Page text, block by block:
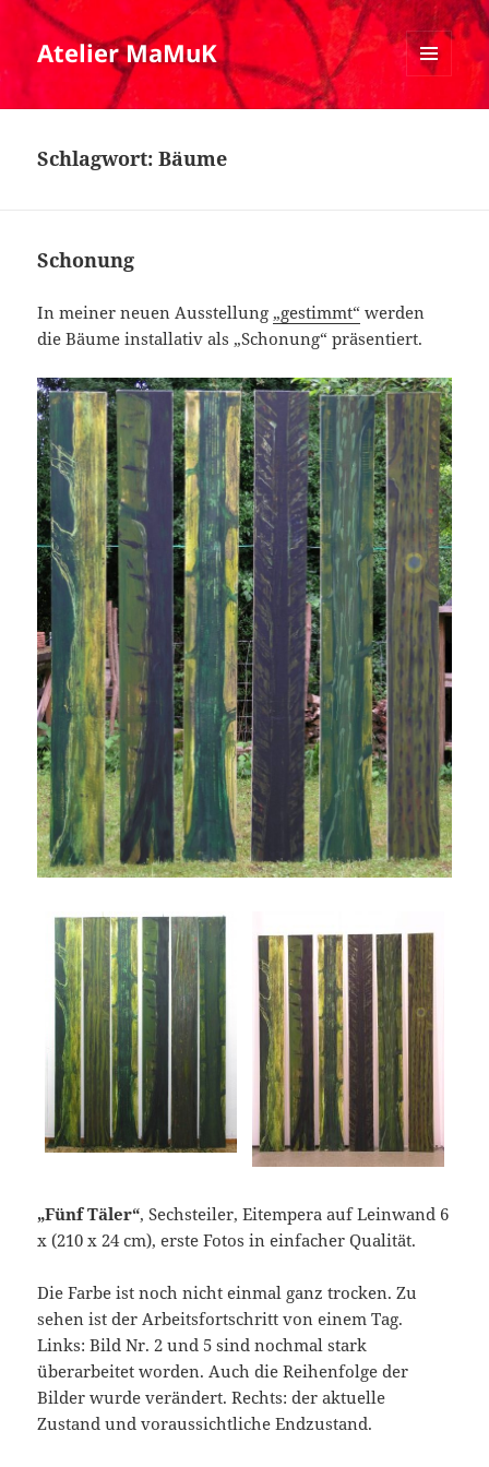
Atelier MaMuK
Schlagwort:Bäume
Schonung
In meiner neuen Ausstellung „gestimmt“ werden
die Bäume installativ als „Schonung“ präsentiert.
„Fünf Täler“, Sechsteiler, Eitempera auf Leinwand 6
x (210 x 24 cm), erste Fotos in einfacher Qualität.
Die Farbe ist noch nicht einmal ganz trocken. Zu
sehen ist der Arbeitsfortschritt von einem Tag.
Links: Bild Nr. 2 und 5 sind nochmal stark
überarbeitet worden. Auch die Reihenfolge der
Bilder wurde verändert. Rechts: der aktuelle
Zustand und voraussichtliche Endzustand.